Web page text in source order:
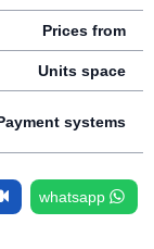
Prices from
Units space
systems
whatsapp